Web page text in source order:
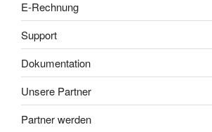
E-Rechnung
Support
Dokumentation
Unsere Partner
Partner werden